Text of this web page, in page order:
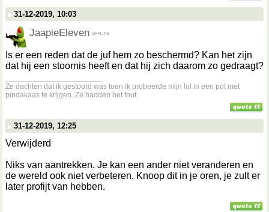
31-12-2019, 10:03
JaapieEleven
Is er een reden dat de juf hem zo beschermd? Kan het zijn
dat hij een stoornis heeft en dat hij zich daarom zo gedraagt?
Ze dachten dat ik gestoord was toen ik probeerde mijn lul in een pot met
pindakaas te krijgen. Ze hadden het fout.
31-12-2019, 12:25
Verwijderd
Niks van aantrekken. Je kan een ander niet veranderen en
de wereld ook niet verbeteren. Knoop dit in je oren, je zult er
later profijt van hebben.